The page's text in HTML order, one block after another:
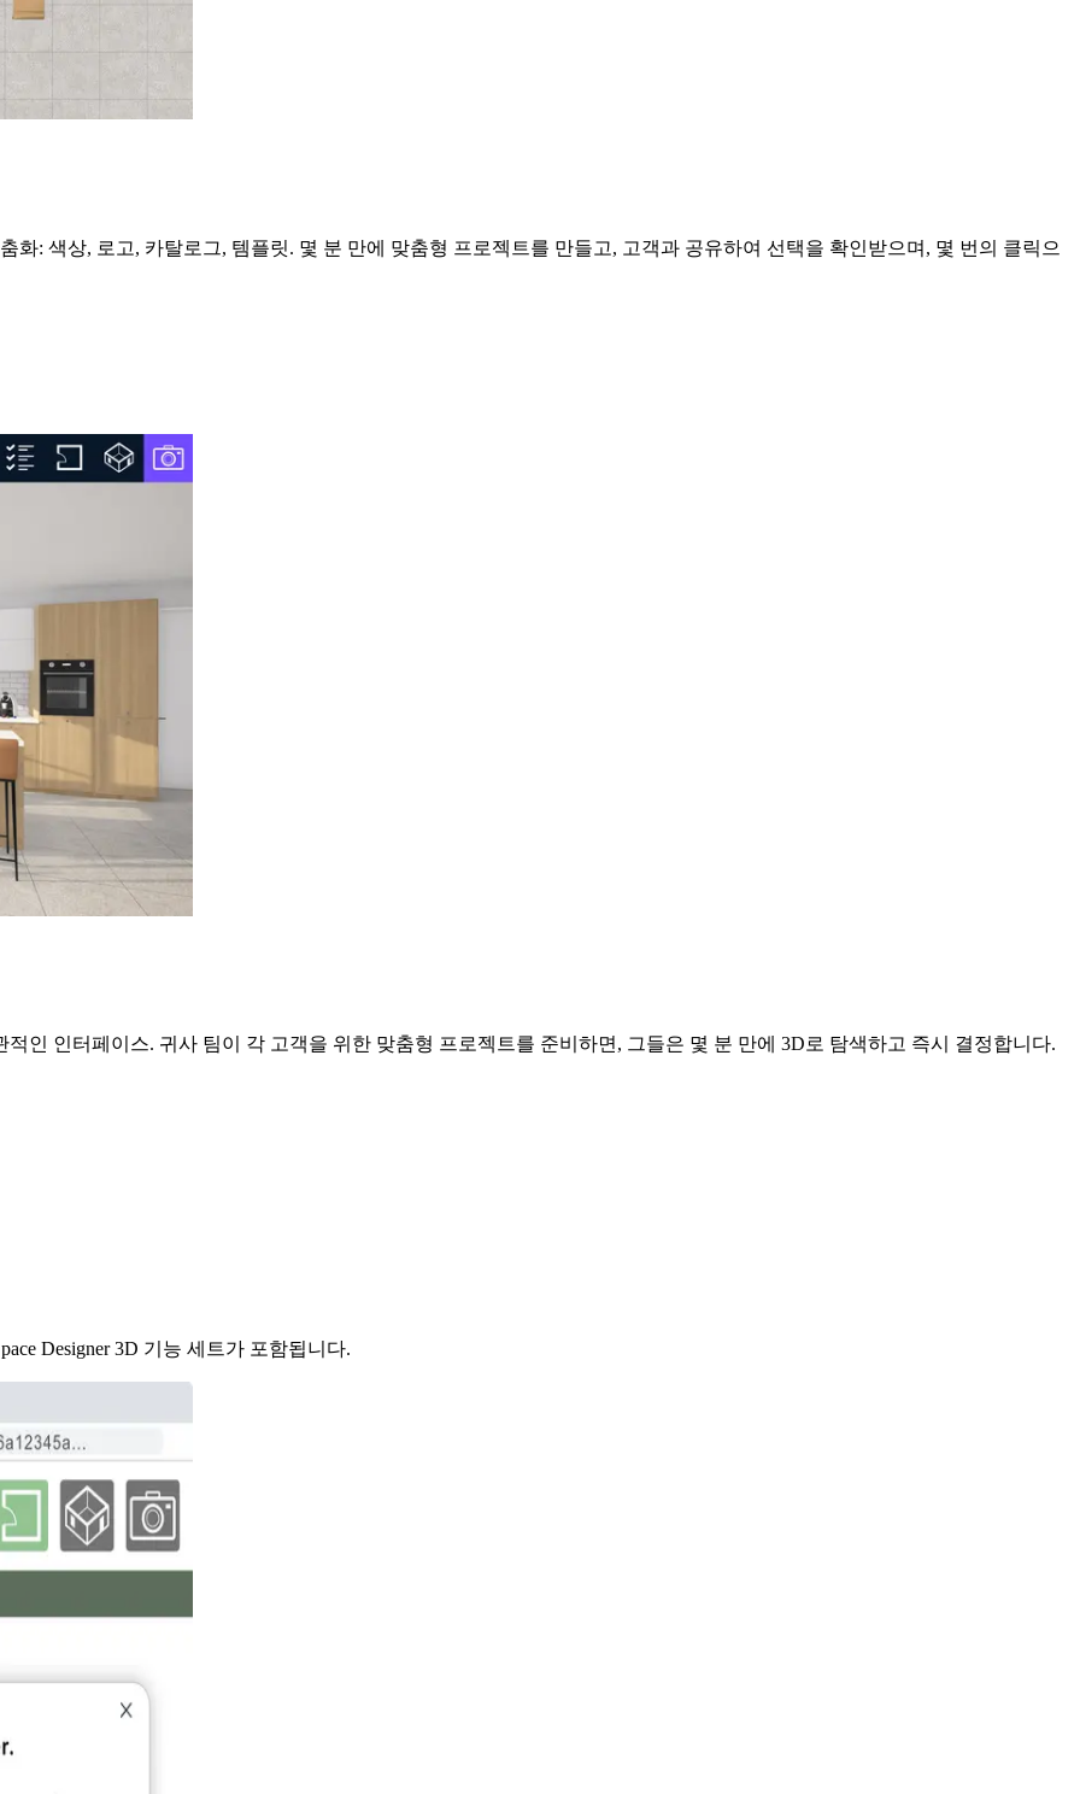
화: 색상, 로고, 카탈로그, 템플릿. 몇 분 만에 맞춤형 프로젝트를 만들고, 고객과 공유하여 선택을 확인받으며, 몇 번의 클릭으
인 인터페이스. 귀사 팀이 각 고객을 위한 맞춤형 프로젝트를 준비하면, 그들은 몇 분 만에 3D로 탐색하고 즉시 결정합니다.
Designer 3D 기능 세트가 포함됩니다.